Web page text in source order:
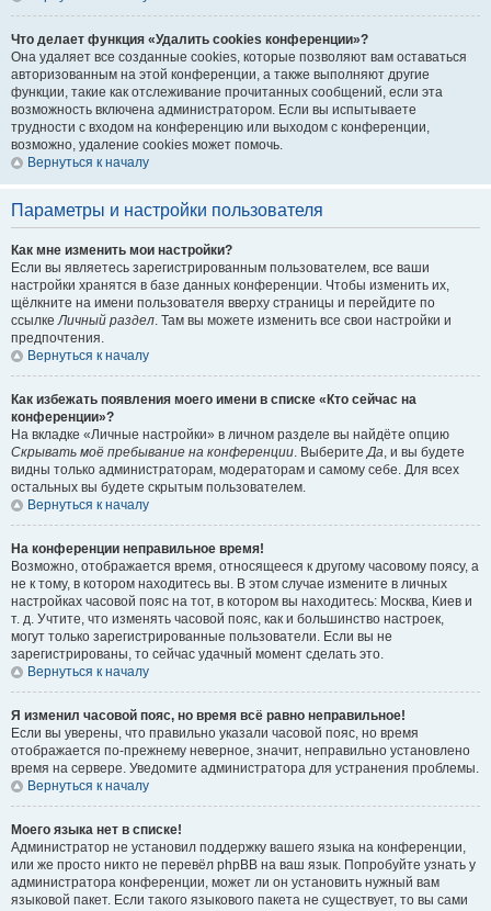
Что делает функция «Удалить cookies конференции»?
Она удаляет все созданные cookies, которые позволяют вам оставаться
авторизованным на этой конференции, а также выполняют другие
функции, такие как отслеживание прочитанных сообщений, если эта
возможность включена администратором. Если вы испытываете
трудности с входом на конференцию или выходом с конференции,
возможно, удаление cookies может помочь.
Вернуться к началу
Параметры и настройки пользователя
Как мне изменить мои настройки?
Если вы являетесь зарегистрированным пользователем, все ваши
настройки хранятся в базе данных конференции. Чтобы изменить их,
щёлкните на имени пользователя вверху страницы и перейдите по
ссылкеЛичный раздел. Там вы можете изменить все свои настройки и
предпочтения.
Вернуться к началу
Как избежать появления моего имени в списке «Кто сейчас на
конференции»?
На вкладке «Личные настройки» в личном разделе вы найдёте опцию
Скрывать моё пребывание на конференции. ВыберитеДа, и вы будете
видны только администраторам, модераторам и самому себе. Для всех
остальных вы будете скрытым пользователем.
Вернуться к началу
На конференции неправильное время!
Возможно, отображается время, относящееся к другому часовому поясу, а
не к тому, в котором находитесь вы. В этом случае измените в личных
настройках часовой пояс на тот, в котором вы находитесь: Москва, Киев и
т. д. Учтите, что изменять часовой пояс, как и большинство настроек,
могут только зарегистрированные пользователи. Если вы не
зарегистрированы, то сейчас удачный момент сделать это.
Вернуться к началу
Я изменил часовой пояс, но время всё равно неправильное!
Если вы уверены, что правильно указали часовой пояс, но время
отображается по-прежнему неверное, значит, неправильно установлено
время на сервере. Уведомите администратора для устранения проблемы.
Вернуться к началу
Моего языка нет в списке!
Администратор не установил поддержку вашего языка на конференции,
или же просто никто не перевёл phpBB на ваш язык. Попробуйте узнать у
администратора конференции, может ли он установить нужный вам
языковой пакет. Если такого языкового пакета не существует, то вы сами